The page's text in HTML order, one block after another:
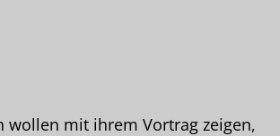
wollen mit ihrem Vortrag zeigen,